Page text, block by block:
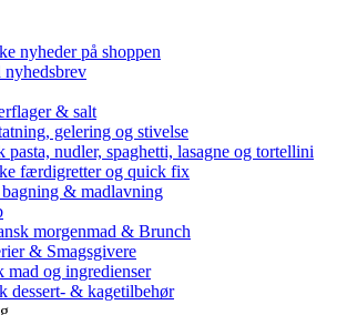
nyheder på shoppen
& salt
gelering og stivelse
pasta, nudler, spaghetti, lasagne og tortellini
færdigretter og quick fix
& madlavning
morgenmad & Brunch
& Smagsgivere
mad og ingredienser
dessert- & kagetilbehør